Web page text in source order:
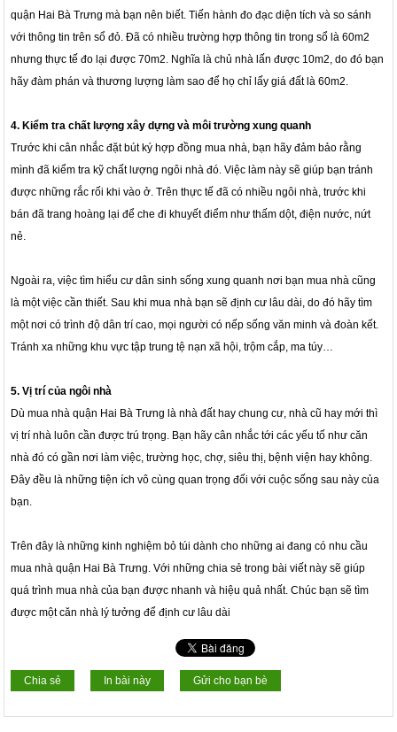
quận Hai Bà Trưng mà bạn nên biết. Tiến hành đo đạc diện tích và so sánh
với thông tin trên sổ đỏ. Đã có nhiều trường hợp thông tin trong sổ là 60m2
nhưng thực tế đo lại được 70m2. Nghĩa là chủ nhà lấn được 10m2, do đó bạn
hãy đàm phán và thương lượng làm sao để họ chỉ lấy giá đất là 60m2.
4. Kiểm tra chất lượng xây dựng và môi trường xung quanh
Trước khi cân nhắc đặt bút ký hợp đồng mua nhà, bạn hãy đảm bảo rằng
mình đã kiểm tra kỹ chất lượng ngôi nhà đó. Việc làm này sẽ giúp bạn tránh
được những rắc rối khi vào ở. Trên thực tế đã có nhiều ngôi nhà, trước khi
bán đã trang hoàng lại để che đi khuyết điểm như thấm dột, điện nước, nứt
nẻ.
Ngoài ra, việc tìm hiểu cư dân sinh sống xung quanh nơi bạn mua nhà cũng
là một việc cần thiết. Sau khi mua nhà bạn sẽ định cư lâu dài, do đó hãy tìm
một nơi có trình độ dân trí cao, mọi người có nếp sống văn minh và đoàn kết.
Tránh xa những khu vực tập trung tệ nạn xã hội, trộm cắp, ma túy…
5. Vị trí của ngôi nhà
Dù mua nhà quận Hai Bà Trưng là nhà đất hay chung cư, nhà cũ hay mới thì
vị trí nhà luôn cần được trú trọng. Bạn hãy cân nhắc tới các yếu tố như căn
nhà đó có gần nơi làm việc, trường học, chợ, siêu thị, bệnh viện hay không.
Đây đều là những tiện ích vô cùng quan trọng đối với cuộc sống sau này của
bạn.
Trên đây là những kinh nghiệm bỏ túi dành cho những ai đang có nhu cầu
mua nhà quận Hai Bà Trưng. Với những chia sẻ trong bài viết này sẽ giúp
quá trình mua nhà của bạn được nhanh và hiệu quả nhất. Chúc bạn sẽ tìm
được một căn nhà lý tưởng để định cư lâu dài
Chia sẻ In bài này Gửi cho bạn bè